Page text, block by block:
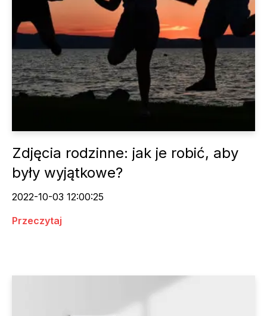
Zdjęcia rodzinne: jak je robić, aby
były wyjątkowe?
2022-10-03 12:00:25
Przeczytaj